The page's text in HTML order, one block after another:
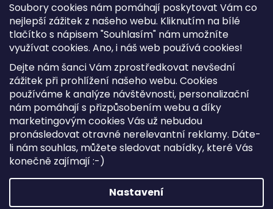
Soubory cookies nám pomáhají poskytovat Vám co
nejlepší zážitek z našeho webu. Kliknutím na bílé
tlačítko s nápisem "Souhlasím" nám umožníte
využívat cookies. Ano, i náš web používá cookies!
Dejte nám šanci Vám zprostředkovat nevšední
zážitek při prohlížení našeho webu. Cookies
používáme k analýze návštěvnosti, personalizační
nám pomáhají s přizpůsobením webu a díky
marketingovým cookies Vás už nebudou
pronásledovat otravné nerelevantní reklamy. Dáte-
li nám souhlas, můžete sledovat nabídky, které Vás
konečně zajímají :-)
Nastavení
Kontakt
Sitemap
Doprava a Platba
Reklamace Zboží
Obchodní podmínky
iKabelka.cz. Všechna práva vyhrazena.
Upravit nastavení cookies